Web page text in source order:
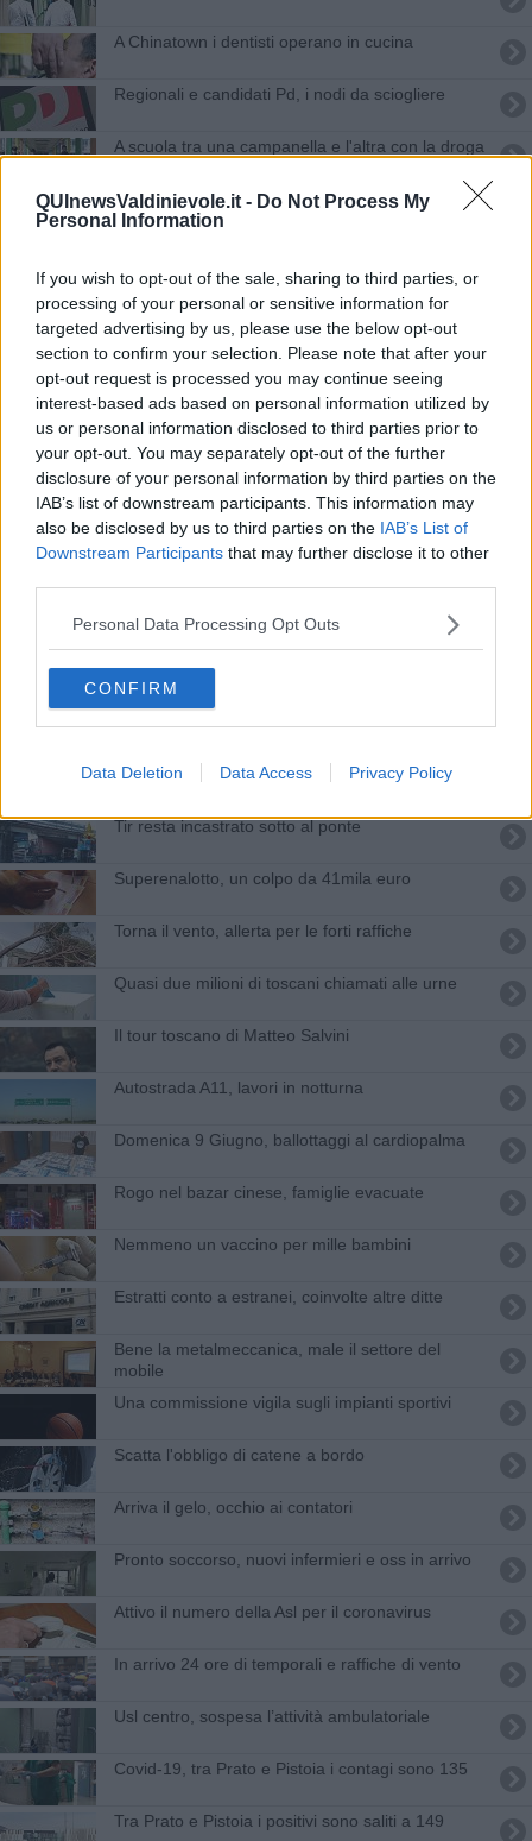
QUInewsValdinievole.it - Do Not Process My
Personal Information
If you wish to opt-out of the sale, sharing to third parties, or
processing of your personal or sensitive information for
targeted advertising by us, please use the below opt-out
section to confirm your selection. Please note that after your
opt-out request is processed you may continue seeing
interest-based ads based on personal information utilized by
us or personal information disclosed to third parties prior to
your opt-out. You may separately opt-out of the further
disclosure of your personal information by third parties on the
IAB’s list of downstream participants. This information may
also be disclosed by us to third parties on the IAB’s List of
Downstream Participants that may further disclose it to other
Personal Data Processing Opt Outs
CONFIRM
Data Deletion Data Access Privacy Policy
A Chinatown i dentisti operano in cucina
Regionali e candidati Pd, i nodi da sciogliere
A scuola tra una campanella e l'altra con la droga
Nuovo segretario comunale a Portoferraio
Gli strappa il telefono e lo minaccia di morte
Spacciatore evade dai domiciliari
Ubriaco semina il caos nel negozio
Evaso lo ritrovano sul treno per l'Austria
Il ladro di computer finisce in trappola
Barista spacciatore in manette
Ai domiciliari ma esce di casa troppe volte
10 giugno, al voto 21 Comuni toscani
Prescriveva diete a base di antidepressivi
Tir resta incastrato sotto al ponte
Superenalotto, un colpo da 41mila euro
Torna il vento, allerta per le forti raffiche
Quasi due milioni di toscani chiamati alle urne
Il tour toscano di Matteo Salvini
Autostrada A11, lavori in notturna
Domenica 9 Giugno, ballottaggi al cardiopalma
Rogo nel bazar cinese, famiglie evacuate
Nemmeno un vaccino per mille bambini
Estratti conto a estranei, coinvolte altre ditte
Bene la metalmeccanica, male il settore del
mobile
Una commissione vigila sugli impianti sportivi
Scatta l'obbligo di catene a bordo
Arriva il gelo, occhio ai contatori
Pronto soccorso, nuovi infermieri e oss in arrivo
Attivo il numero della Asl per il coronavirus
In arrivo 24 ore di temporali e raffiche di vento
Usl centro, sospesa l’attività ambulatoriale
Covid-19, tra Prato e Pistoia i contagi sono 135
Tra Prato e Pistoia i positivi sono saliti a 149